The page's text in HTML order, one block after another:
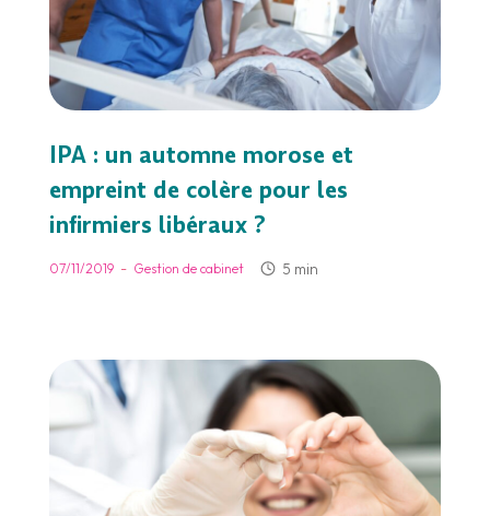
IPA : un automne morose et
empreint de colère pour les
infirmiers libéraux ?
07/11/2019 - Gestion de cabinet 5 min